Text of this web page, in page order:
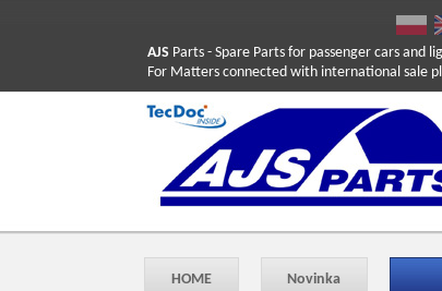
AJS Parts - Spare Parts for passenger cars and
For Matters connected with international sale
HOME Novinka